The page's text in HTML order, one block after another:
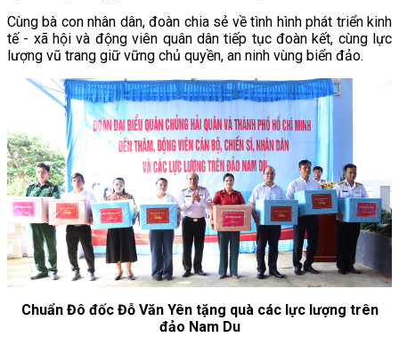
Cùng bà con nhân dân, đoàn chia sẻ về tình hình phát triển kinh
tế - xã hội và động viên quân dân tiếp tục đoàn kết, cùng lực
lượng vũ trang giữ vững chủ quyền, an ninh vùng biển đảo.
Chuẩn Đô đốc Đỗ Văn Yên tặng quà các lực lượng trên
đảo Nam Du